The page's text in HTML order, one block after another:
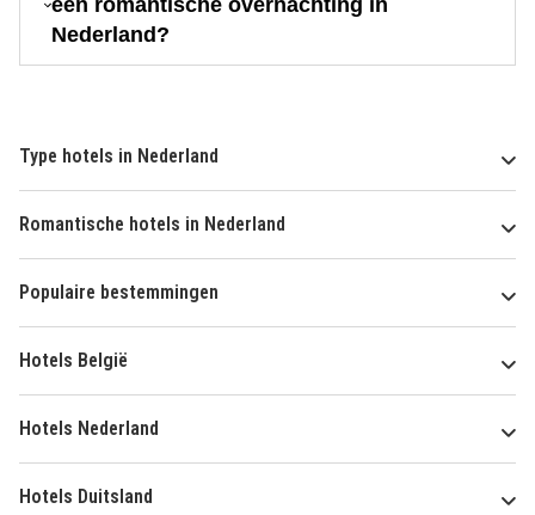
een romantische overnachting in
Nederland?
Type hotels in Nederland
Romantische hotels in Nederland
Populaire bestemmingen
Hotels België
Hotels Nederland
Hotels Duitsland